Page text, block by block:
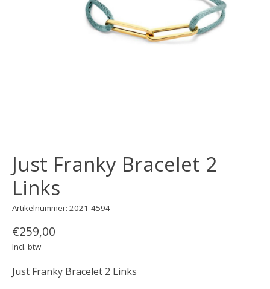
Just Franky Bracelet 2
Links
Artikelnummer: 2021-4594
€259,00
Incl. btw
Just Franky Bracelet 2 Links